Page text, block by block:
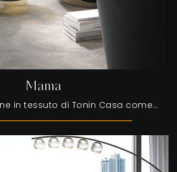
Mama
Con le poltroncine in tessuto di Tonin Casa come il modello Mama potrai ultimare il tuo progetto d'arredo.